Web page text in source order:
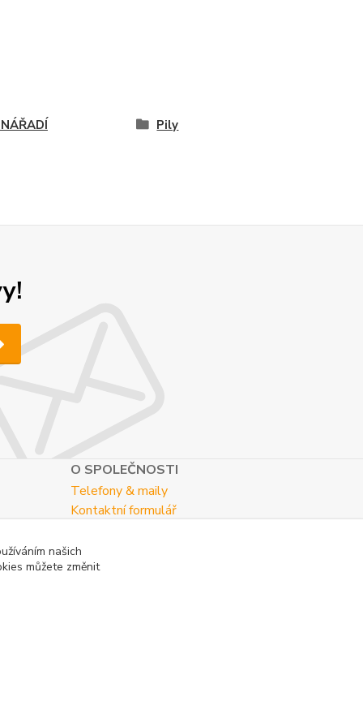
Pily
O SPOLEČNOSTI
Telefony & maily
Kontaktní formulář
našich
můžete změnit